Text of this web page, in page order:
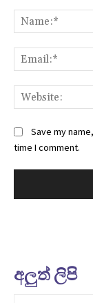
Save my
time I comment.
අලුත් ලිපි